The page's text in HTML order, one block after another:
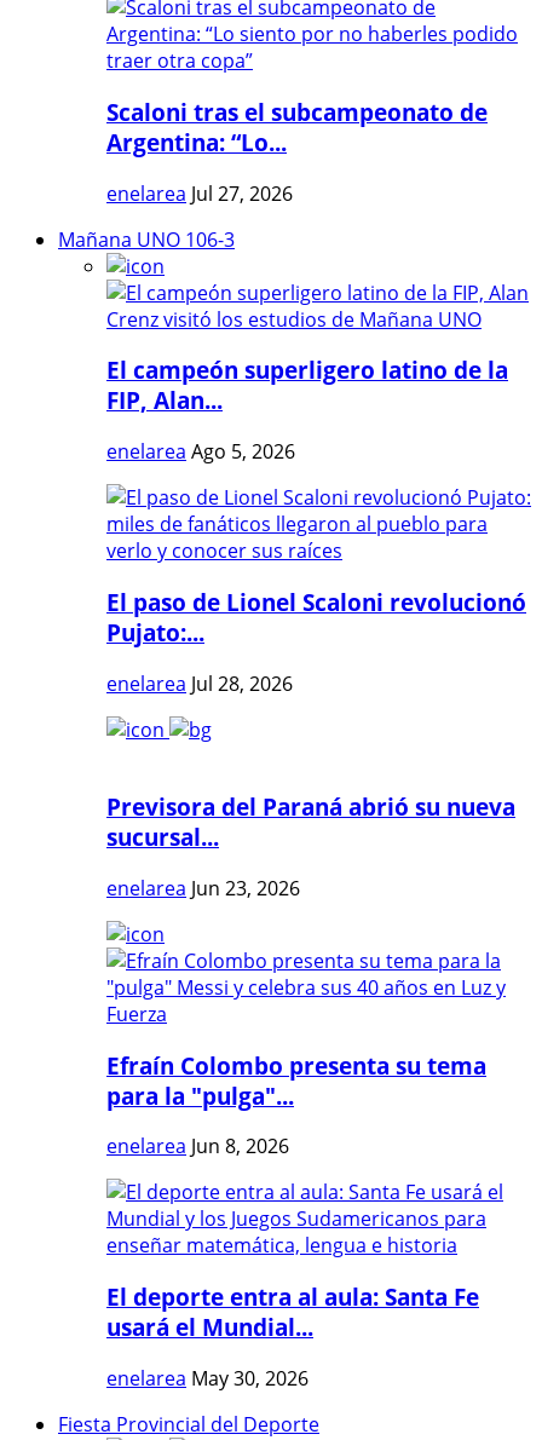
Scaloni tras el subcampeonato de
Argentina: “Lo...
enelarea Jul 27, 2026
Mañana UNO 106-3
El campeón superligero latino de la
FIP, Alan...
enelarea Ago 5, 2026
El paso de Lionel Scaloni revolucionó
Pujato:...
enelarea Jul 28, 2026
Previsora del Paraná abrió su nueva
sucursal...
enelarea Jun 23, 2026
Efraín Colombo presenta su tema
para la "pulga"...
enelarea Jun 8, 2026
El deporte entra al aula: Santa Fe
usará el Mundial...
enelarea May 30, 2026
Fiesta Provincial del Deporte